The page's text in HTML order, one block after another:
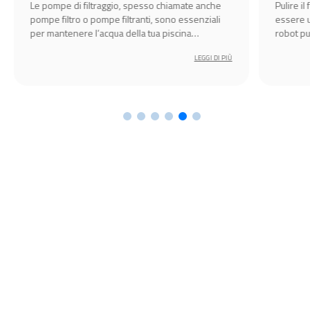
anche
Pulire il fondo della piscina fuori terra può
essere un’attività impegnativa, ma grazie ai
robot pulitori automatici Bestway diventa